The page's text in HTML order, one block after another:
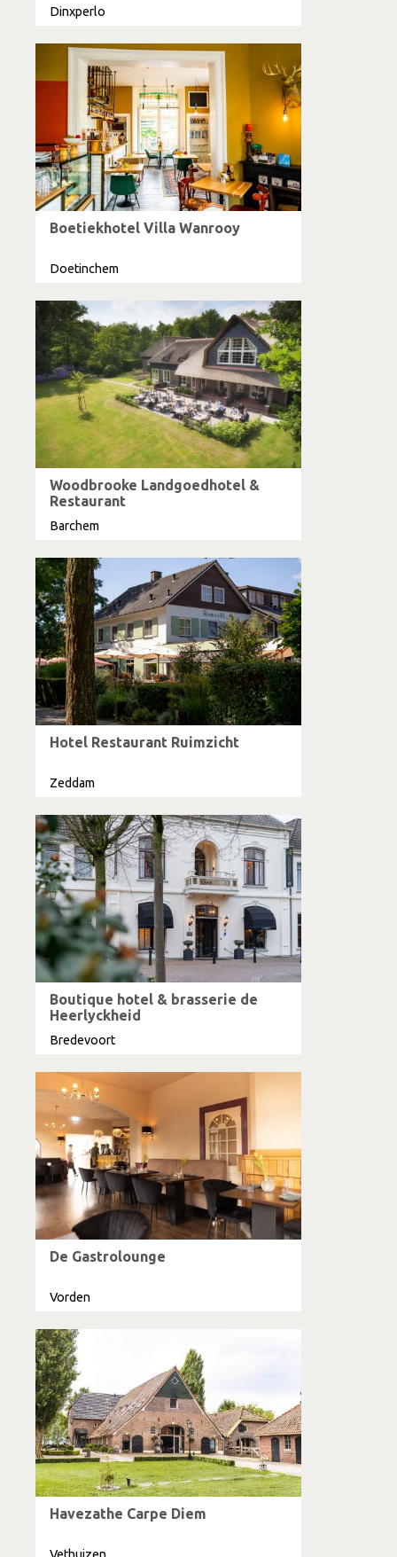
Dinxperlo
Boetiekhotel Villa Wanrooy
Doetinchem
Woodbrooke Landgoedhotel &
Restaurant
Barchem
Hotel Restaurant Ruimzicht
Zeddam
Boutique hotel & brasserie de
Heerlyckheid
Bredevoort
De Gastrolounge
Vorden
Havezathe Carpe Diem
Vethuizen